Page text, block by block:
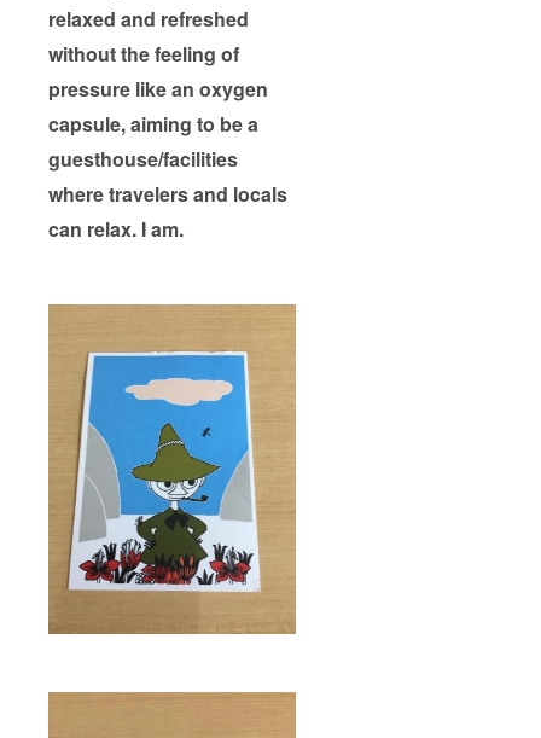
relaxed and refreshed
without the feeling of
pressure like an oxygen
capsule, aiming to be a
guesthouse/facilities
where travelers and locals
can relax. I am.